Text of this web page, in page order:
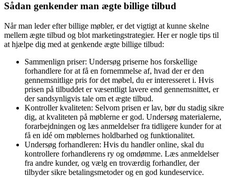
Sådan genkender man ægte billige tilbud
Når man leder efter billige møbler, er det vigtigt at kunne skelne
mellem ægte tilbud og blot marketingstrategier. Her er nogle tips til
at hjælpe dig med at genkende ægte billige tilbud:
Sammenlign priser: Undersøg priserne hos forskellige
forhandlere for at få en fornemmelse af, hvad der er den
gennemsnitlige pris for det møbel, du er interesseret i. Hvis
prisen på tilbuddet er væsentligt lavere end gennemsnittet, er
der sandsynligvis tale om et ægte tilbud.
Kontroller kvaliteten: Selvom prisen er lav, bør du stadig sikre
dig, at kvaliteten på møblerne er god. Undersøg materialerne,
forarbejdningen og læs anmeldelser fra tidligere kunder for at
få en idé om møblernes holdbarhed og funktionalitet.
Undersøg forhandleren: Hvis du handler online, skal du
kontrollere forhandlerens ry og omdømme. Læs anmeldelser
fra andre kunder, og vælg en troværdig forhandler, der
tilbyder sikre betalingsmetoder og en god kundeservice.